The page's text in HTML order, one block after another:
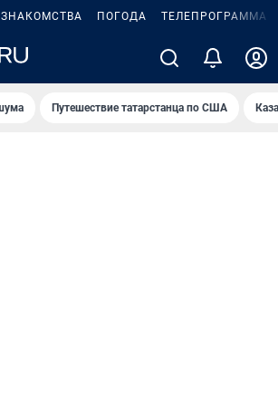
ЗНАКОМСТВА ПОГОДА ТЕЛЕПРОГРАММА
Путешествие татарстанца по США